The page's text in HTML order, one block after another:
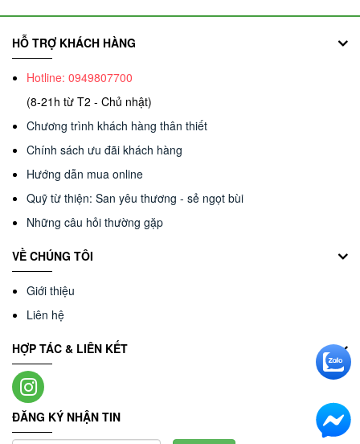
HỖ TRỢ KHÁCH HÀNG
Hotline: 0949807700
(8-21h từ T2 - Chủ nhật)
Chương trình khách hàng thân thiết
Chính sách ưu đãi khách hàng
Hướng dẫn mua online
Quỹ từ thiện: San yêu thương - sẻ ngọt bùi
Những câu hỏi thường gặp
VỀ CHÚNG TÔI
Giới thiệu
Liên hệ
HỢP TÁC & LIÊN KẾT
ĐĂNG KÝ NHẬN TIN